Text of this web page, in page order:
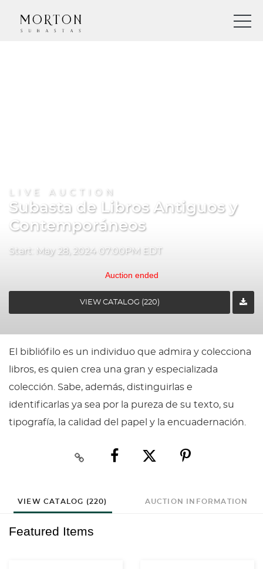
LIVE AUCTION
Subasta de Libros Antiguos y
Contemporáneos
Start: May 28, 2024 07:00PM EDT
Auction ended
VIEW CATALOG (220)
El bibliófilo es un individuo que admira y colecciona
libros, es quien crea una gran y especializada
colección. Sabe, además, distinguirlas e
identificarlas ya sea por la pureza de su texto, su
tipografía, la calidad del papel y la encuadernación.
VIEW CATALOG (220) AUCTION INFORMATION
Featured Items